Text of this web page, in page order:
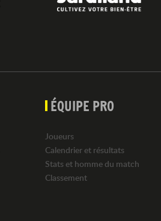
ÉQUIPE PRO
Joueurs
Calendrier et résultats
Stats et homme du match
Classement